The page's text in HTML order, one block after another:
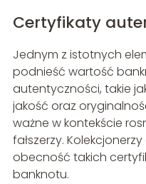
Certyfikaty
Jednym z istotnych
podnieść wartość
autentyczności, takie
jakość oraz
ważne w kontekście
fałszerzy.
obecność takich
banknotu.